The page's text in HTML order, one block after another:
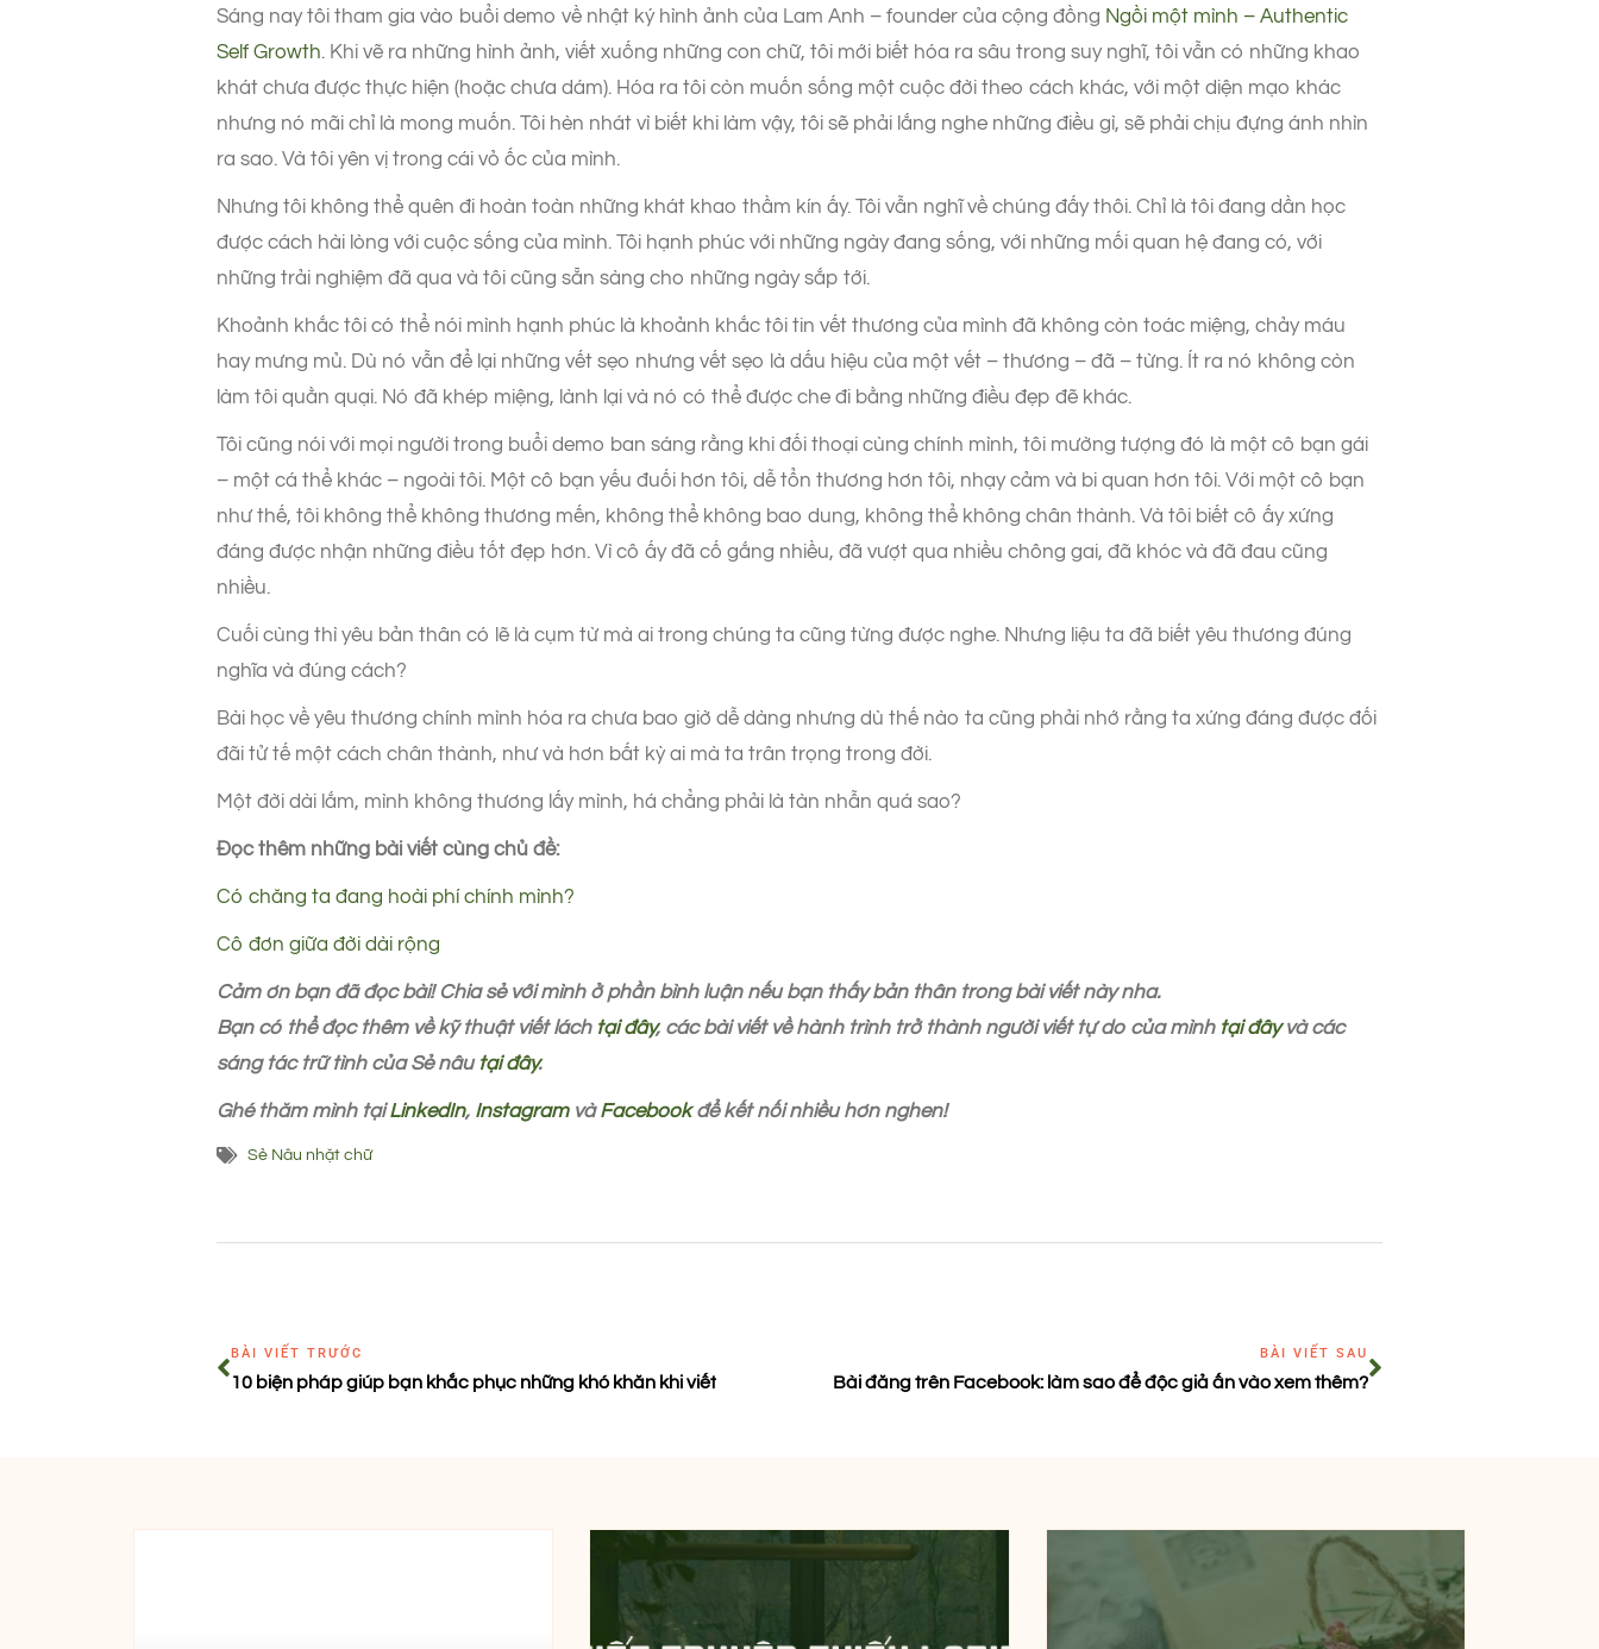
Sáng nay tôi tham gia vào buổi demo về nhật ký hình ảnh của Lam Anh – founder của cộng đồng Ngồi một mình – Authentic
Self Growth. Khi vẽ ra những hình ảnh, viết xuống những con chữ, tôi mới biết hóa ra sâu trong suy nghĩ, tôi vẫn có những khao
khát chưa được thực hiện (hoặc chưa dám). Hóa ra tôi còn muốn sống một cuộc đời theo cách khác, với một diện mạo khác
nhưng nó mãi chỉ là mong muốn. Tôi hèn nhát vì biết khi làm vậy, tôi sẽ phải lắng nghe những điều gì, sẽ phải chịu đựng ánh nhìn
ra sao. Và tôi yên vị trong cái vỏ ốc của mình.
Nhưng tôi không thể quên đi hoàn toàn những khát khao thầm kín ấy. Tôi vẫn nghĩ về chúng đấy thôi. Chỉ là tôi đang dần học
được cách hài lòng với cuộc sống của mình. Tôi hạnh phúc với những ngày đang sống, với những mối quan hệ đang có, với
những trải nghiệm đã qua và tôi cũng sẵn sàng cho những ngày sắp tới.
Khoảnh khắc tôi có thể nói mình hạnh phúc là khoảnh khắc tôi tin vết thương của mình đã không còn toác miệng, chảy máu
hay mưng mủ. Dù nó vẫn để lại những vết sẹo nhưng vết sẹo là dấu hiệu của một vết – thương – đã – từng. Ít ra nó không còn
làm tôi quằn quại. Nó đã khép miệng, lành lại và nó có thể được che đi bằng những điều đẹp đẽ khác.
Tôi cũng nói với mọi người trong buổi demo ban sáng rằng khi đối thoại cùng chính mình, tôi mường tượng đó là một cô bạn gái
– một cá thể khác – ngoài tôi. Một cô bạn yếu đuối hơn tôi, dễ tổn thương hơn tôi, nhạy cảm và bi quan hơn tôi. Với một cô bạn
như thế, tôi không thể không thương mến, không thể không bao dung, không thể không chân thành. Và tôi biết cô ấy xứng
đáng được nhận những điều tốt đẹp hơn. Vì cô ấy đã cố gắng nhiều, đã vượt qua nhiều chông gai, đã khóc và đã đau cũng
nhiều.
Cuối cùng thì yêu bản thân có lẽ là cụm từ mà ai trong chúng ta cũng từng được nghe. Nhưng liệu ta đã biết yêu thương đúng
nghĩa và đúng cách?
Bài học về yêu thương chính mình hóa ra chưa bao giờ dễ dàng nhưng dù thế nào ta cũng phải nhớ rằng ta xứng đáng được đối
đãi tử tế một cách chân thành, như và hơn bất kỳ ai mà ta trân trọng trong đời.
Một đời dài lắm, mình không thương lấy mình, há chẳng phải là tàn nhẫn quá sao?
Đọc thêm những bài viết cùng chủ đề:
Có chăng ta đang hoài phí chính mình?
Cô đơn giữa đời dài rộng
Cảm ơn bạn đã đọc bài! Chia sẻ với mình ở phần bình luận nếu bạn thấy bản thân trong bài viết này nha.
Bạn có thể đọc thêm về kỹ thuật viết lách tại đây, các bài viết về hành trình trở thành người viết tự do của mình tại đâyvà các
sáng tác trữ tình của Sẻ nâu tại đây.
Ghé thăm mình tạiLinkedIn, InstagramvàFacebookđể kết nối nhiều hơn nghen!
Sẻ Nâu nhặt chữ
BÀI VIẾT TRƯỚC
10 biện pháp giúp bạn khắc phục những khó khăn khi viết
BÀI VIẾT SAU
Bài đăng trên Facebook: làm sao để độc giả ấn vào xem thêm?